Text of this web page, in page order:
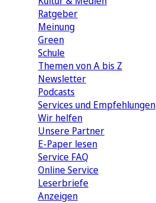
Ratgeber
Meinung
Green
Schule
Themen von A bis Z
Newsletter
Podcasts
Services und Empfehlungen
Wir helfen
Unsere Partner
E-Paper lesen
Service FAQ
Online Service
Leserbriefe
Anzeigen